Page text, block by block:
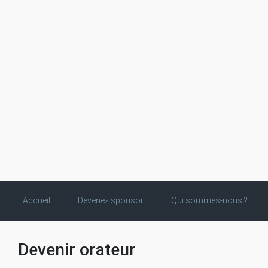
Accueil Devenez sponsor Qui sommes-nous ?
Devenir orateur